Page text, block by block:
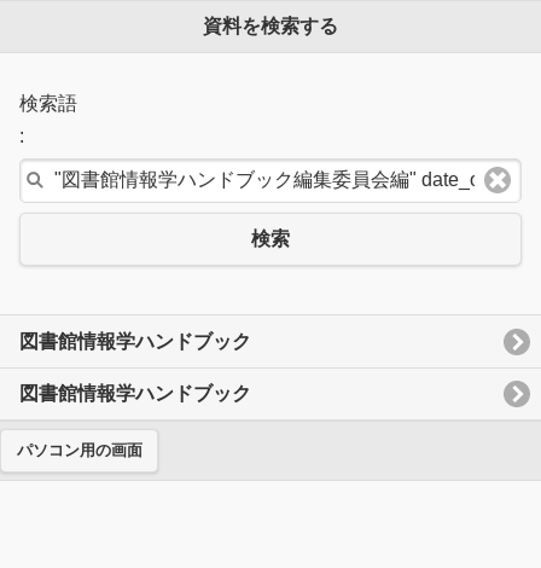
資料を検索する
検索語
:
検索
図書館情報学ハンドブック
図書館情報学ハンドブック
パソコン用の画面